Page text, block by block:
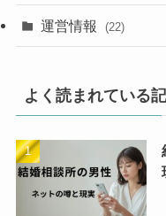
運営情報 (22)
よく読まれている